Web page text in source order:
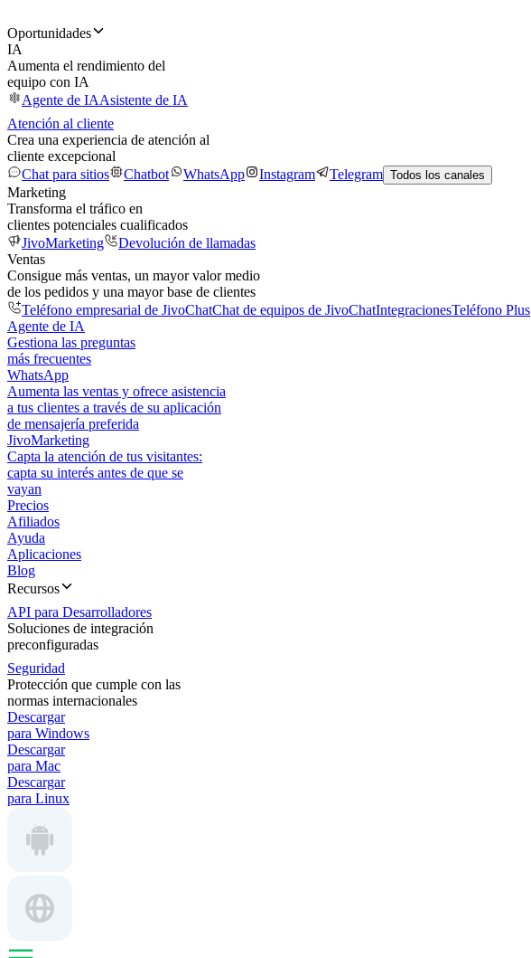
Oportunidades
IA
Aumenta el rendimiento del
equipo con IA
Agente de IAAsistente de IA
Atención al cliente
Crea una experiencia de atención al
cliente excepcional
Chat para sitios
Chatbot WhatsApp Instagram Telegram Todos los canales
Marketing
Transforma el tráfico en
clientes potenciales cualificados
JivoMarketing
Devolución de llamadas
Ventas
Consigue más ventas, un mayor valor medio
de los pedidos y una mayor base de clientes
Teléfono empresarial de JivoChatChat de equipos de JivoChatIntegracionesTeléfono Plus
Agente de IA
Gestiona las preguntas
más frecuentes
WhatsApp
Aumenta las ventas y ofrece asistencia
a tus clientes a través de su aplicación
de mensajería preferida
JivoMarketing
Capta la atención de tus visitantes:
capta su interés antes de que se
vayan
Precios
Afiliados
Ayuda
Aplicaciones
Blog
Recursos
API para Desarrolladores
Soluciones de integración
preconfiguradas
Seguridad
Protección que cumple con las
normas internacionales
Descargar
para Windows
Descargar
para Mac
Descargar
para Linux